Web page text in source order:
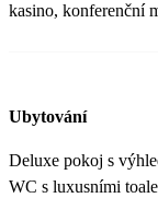
kasino, konferenční
Ubytování
Deluxe pokoj s
WC s luxusními